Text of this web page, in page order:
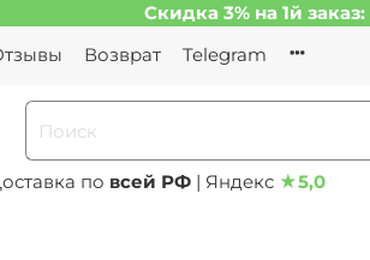
Скидка 3% на 1й заказ:
Возврат Telegram
по всей РФ | Яндекс ★5,0